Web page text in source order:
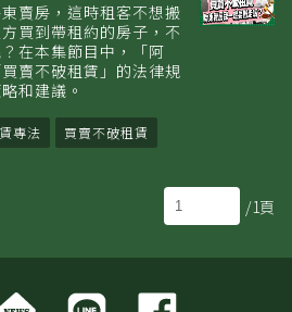
賣房，這時租客不想搬
買到帶租約的房子，不
在本集節目中，「阿
賣不破租賃」的法律規
和建議。
專法 買賣不破租賃
/1頁